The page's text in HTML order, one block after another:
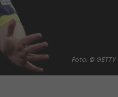
Foto: © GETTY